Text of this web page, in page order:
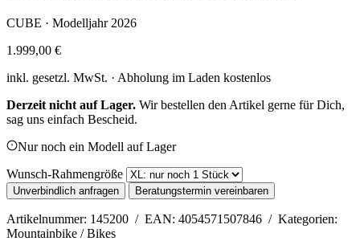
CUBE · Modelljahr 2026
1.999,00 €
inkl. gesetzl. MwSt. · Abholung im Laden kostenlos
Derzeit nicht auf Lager. Wir bestellen den Artikel gerne für Dich,
sag uns einfach Bescheid.
Nur noch ein Modell auf Lager
Wunsch-Rahmengröße
Unverbindlich anfragen Beratungstermin vereinbaren
Artikelnummer: 145200 / EAN: 4054571507846 / Kategorien:
Mountainbike / Bikes